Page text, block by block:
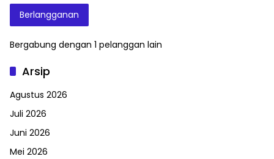
Berlangganan
Bergabung dengan 1 pelanggan lain
Arsip
Agustus 2026
Juli 2026
Juni 2026
Mei 2026